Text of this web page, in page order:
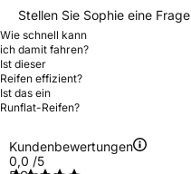
Stellen Sie Sophie eine Frage
Wie schnell kann
ich damit fahren?
Ist dieser
Reifen effizient?
Ist das ein
Runflat-Reifen?
Kundenbewertungen
0,0 /5